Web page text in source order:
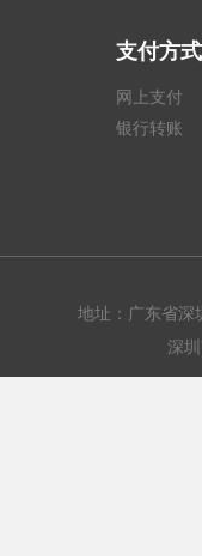
支付方式
网上支付
银行转账
地址：广东省深
深